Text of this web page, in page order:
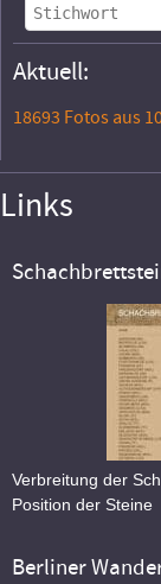
Aktuell:
18693 Fotos aus
Links
Verbreitung der
Position der Steine
Berliner